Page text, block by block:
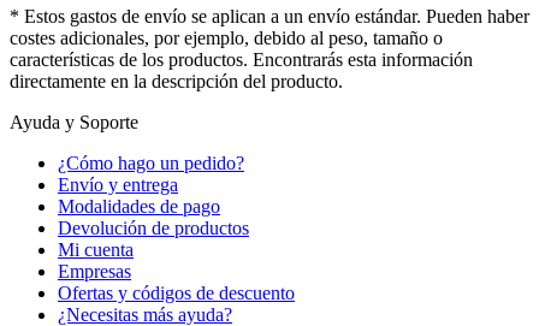
* Estos gastos de envío se aplican a un envío estándar. Pueden haber
costes adicionales, por ejemplo, debido al peso, tamaño o
características de los productos. Encontrarás esta información
directamente en la descripción del producto.
Ayuda y Soporte
¿Cómo hago un pedido?
Envío y entrega
Modalidades de pago
Devolución de productos
Mi cuenta
Empresas
Ofertas y códigos de descuento
¿Necesitas más ayuda?